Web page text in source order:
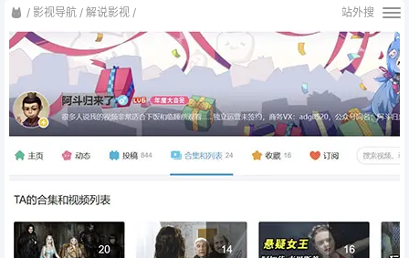
/ 影视导航 / 解说影视 / 站外搜